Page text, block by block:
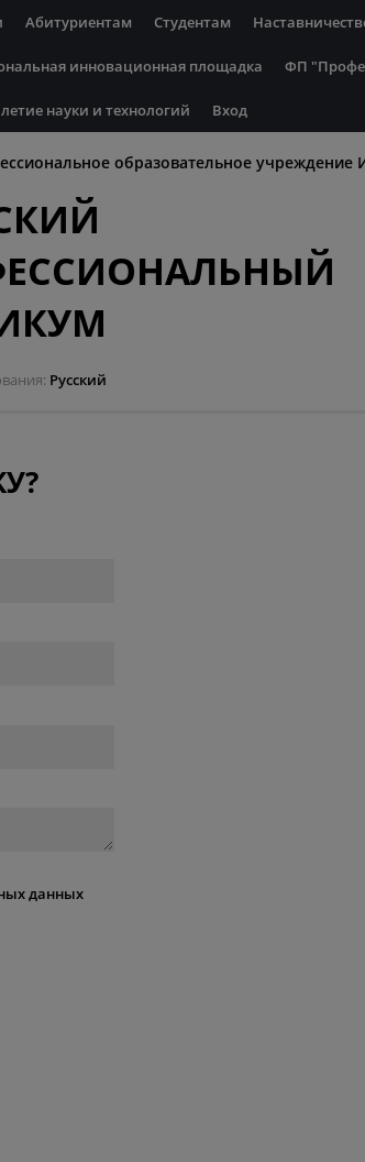
Абитуриентам Студентам
инновационная площадка ФП
науки и технологий Вход
образовательное учреждение
Русский
данных